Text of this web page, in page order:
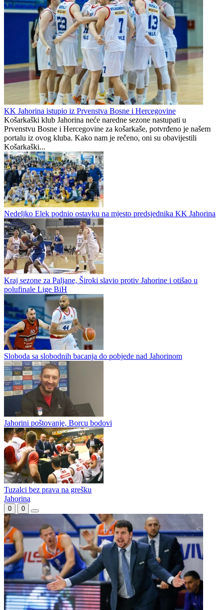
Zmajice u Mostaru počele
pripreme za Mediteranske
igre
HŠK Zrinjski otvorio upise:
Počinje nova sezona za
najmlađe Plemiće
Preporučuje ContentExchange
Prvenstvo BiH -Liga 4
0 0
KK Jahorina istupio iz Prvenstva Bosne i Hercegovine
Košarkaški klub Jahorina neće naredne sezone nastupati u
Prvenstvu Bosne i Hercegovine za košarkaše, potvrđeno je našem
portalu iz ovog kluba. Kako nam je rečeno, oni su obavijestili
Košarkaški...
Nedeljko Elek podnio ostavku na mjesto predsjednika KK Jahorina
Kraj sezone za Paljane, Široki slavio protiv Jahorine i otišao u
polufinale Lige BiH
Sloboda sa slobodnih bacanja do pobjede nad Jahorinom
Jahorini poštovanje, Borcu bodovi